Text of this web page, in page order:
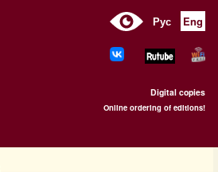
Рус Eng
Digital copies
Online ordering of editions!